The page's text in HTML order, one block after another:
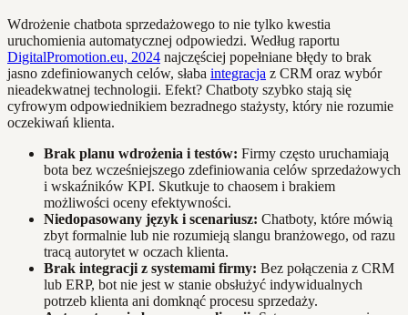
Wdrożenie chatbota sprzedażowego to nie tylko kwestia
uruchomienia automatycznej odpowiedzi. Według raportu
DigitalPromotion.eu, 2024 najczęściej popełniane błędy to brak
jasno zdefiniowanych celów, słaba integracja z CRM oraz wybór
nieadekwatnej technologii. Efekt? Chatboty szybko stają się
cyfrowym odpowiednikiem bezradnego stażysty, który nie rozumie
oczekiwań klienta.
Brak planu wdrożenia i testów: Firmy często uruchamiają
bota bez wcześniejszego zdefiniowania celów sprzedażowych
i wskaźników KPI. Skutkuje to chaosem i brakiem
możliwości oceny efektywności.
Niedopasowany język i scenariusz: Chatboty, które mówią
zbyt formalnie lub nie rozumieją slangu branżowego, od razu
tracą autorytet w oczach klienta.
Brak integracji z systemami firmy: Bez połączenia z CRM
lub ERP, bot nie jest w stanie obsłużyć indywidualnych
potrzeb klienta ani domknąć procesu sprzedaży.